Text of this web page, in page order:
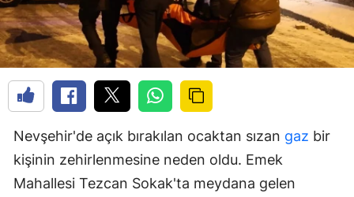
Nevşehir'de açık bırakılan ocaktan sızan gaz bir
kişinin zehirlenmesine neden oldu. Emek
Mahallesi Tezcan Sokak'ta meydana gelen